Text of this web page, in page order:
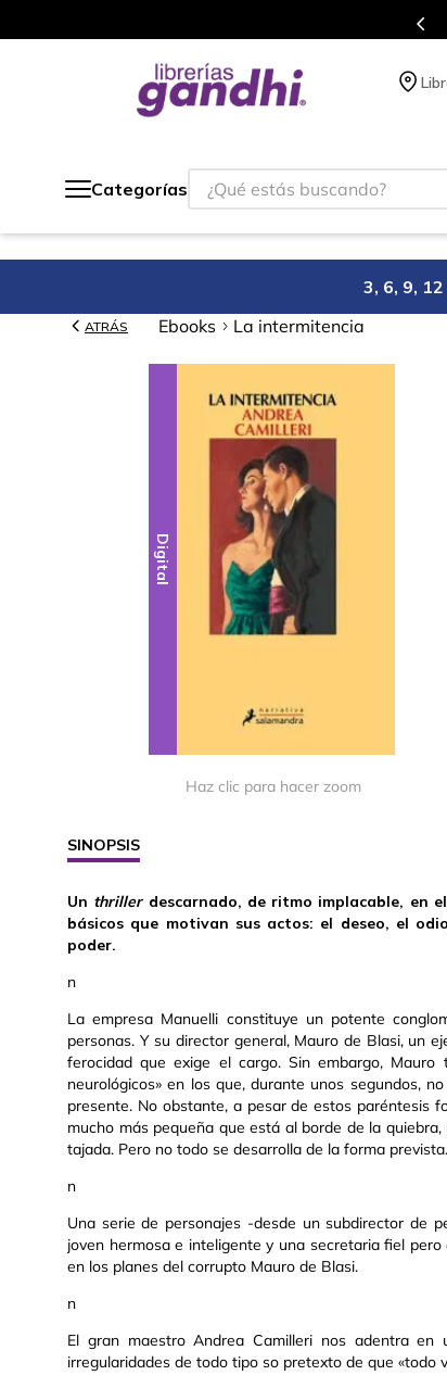
de beneficios en el que acumulas puntos en cada
Categorías
¿Qué estás buscando?
3, 6, 9,
ATRÁS Ebooks La intermitencia
Digital
Haz clic para hacer zoom
SINOPSIS
Un thrillerdescarnado, de ritmo implacable, en
básicos que motivan sus actos: el deseo, el
poder.
n
La empresa Manuelli constituye un potente
personas. Y su director general, Mauro de Blasi, un
ferocidad que exige el cargo. Sin embargo,
neurológicos» en los que, durante unos segundos,
presente. No obstante, a pesar de estos paréntesis
mucho más pequeña que está al borde de la
tajada. Pero no todo se desarrolla de la forma
n
Una serie de personajes -desde un subdirector de
joven hermosa e inteligente y una secretaria fiel
en los planes del corrupto Mauro de Blasi.
n
El gran maestro Andrea Camilleri nos adentra
irregularidades de todo tipo so pretexto de que «todo